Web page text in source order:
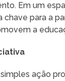
Em um
para a
a
ação